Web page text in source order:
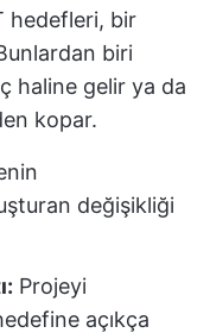
hedefleri, bir
biri
haline gelir ya da
kopar.
değişikliği
Projeyi
açıkça